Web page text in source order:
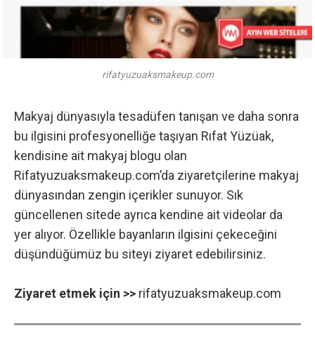
rifatyuzuaksmakeup.com
Makyaj dünyasıyla tesadüfen tanışan ve daha sonra
bu ilgisini profesyonelliğe taşıyan Rıfat Yüzüak,
kendisine ait makyaj blogu olan
Rifatyuzuaksmakeup.com’da ziyaretçilerine makyaj
dünyasından zengin içerikler sunuyor. Sık
güncellenen sitede ayrıca kendine ait videolar da
yer alıyor. Özellikle bayanların ilgisini çekeceğini
düşündüğümüz bu siteyi ziyaret edebilirsiniz.
Ziyaret etmek için >> rifatyuzuaksmakeup.com